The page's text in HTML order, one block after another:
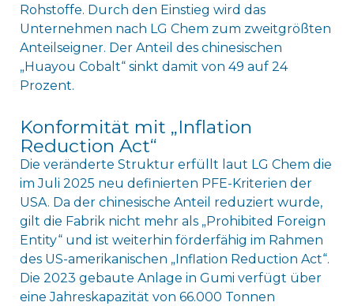
Rohstoffe. Durch den Einstieg wird das
Unternehmen nach LG Chem zum zweitgrößten
Anteilseigner. Der Anteil des chinesischen
„Huayou Cobalt“ sinkt damit von 49 auf 24
Prozent.
Konformität mit „Inflation
Reduction Act“
Die veränderte Struktur erfüllt laut LG Chem die
im Juli 2025 neu definierten PFE-Kriterien der
USA. Da der chinesische Anteil reduziert wurde,
gilt die Fabrik nicht mehr als „Prohibited Foreign
Entity“ und ist weiterhin förderfähig im Rahmen
des US-amerikanischen „Inflation Reduction Act“.
Die 2023 gebaute Anlage in Gumi verfügt über
eine Jahreskapazität von 66.000 Tonnen